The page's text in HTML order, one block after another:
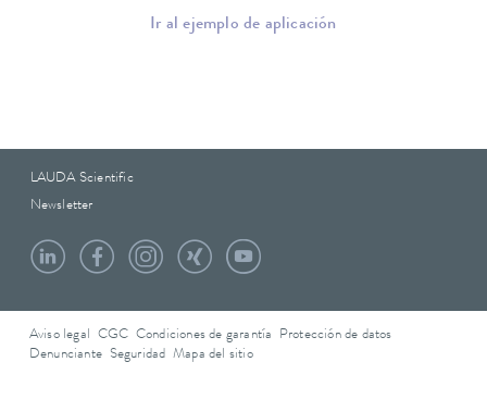
la de producción.
Ir al ejemplo de aplicación
LAUDA Scientific
Newsletter
Aviso legal CGC Condiciones de garantía
Protección de datos
Denunciante Seguridad Mapa del sitio